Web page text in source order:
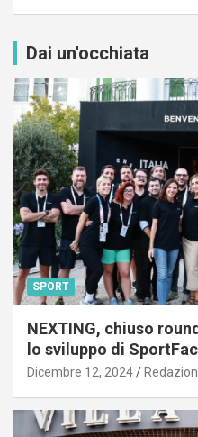
Dai un'occhiata
SPORT
NEXTING, chiuso
lo sviluppo di
Dicembre 12, 2024